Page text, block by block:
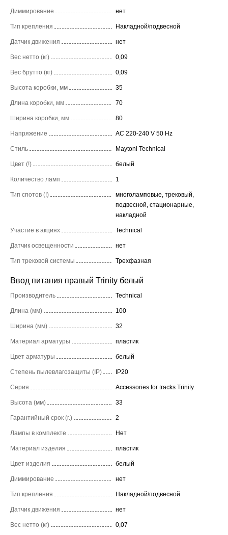
Диммирование нет
Тип крепления Накладной/подвесной
Датчик движения нет
Вес нетто (кг) 0,09
Вес брутто (кг) 0,09
Высота коробки, мм 35
Длина коробки, мм 70
Ширина коробки, мм 80
Напряжение AC 220-240 V 50 Hz
Стиль Maytoni Technical
Цвет (!) белый
Количество ламп 1
Тип спотов (!)
многоламповые, трековый,
подвесной, стационарные,
накладной
Участие в акциях Technical
Датчик освещенности нет
Тип трековой системы Трехфазная
Ввод питания правый Trinity белый
Производитель Technical
Длина (мм) 100
Ширина (мм) 32
Материал арматуры пластик
Цвет арматуры белый
Степень пылевлагозащиты (IP) IP20
Серия Accessories for tracks Trinity
Высота (мм) 33
Гарантийный срок (г.) 2
Лампы в комплекте Нет
Материал изделия пластик
Цвет изделия белый
Диммирование нет
Тип крепления Накладной/подвесной
Датчик движения нет
Вес нетто (кг) 0,07